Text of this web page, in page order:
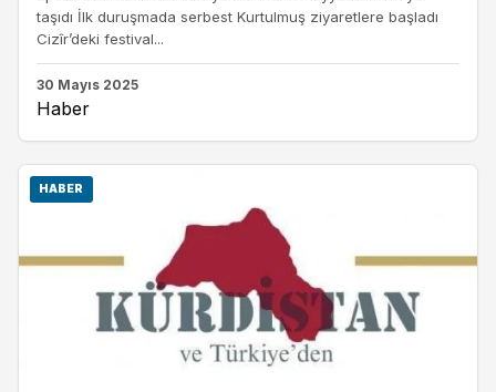
taşıdı İlk duruşmada serbest Kurtulmuş ziyaretlere başladı
Cizîr’deki festival...
30 Mayıs 2025
Haber
HABER